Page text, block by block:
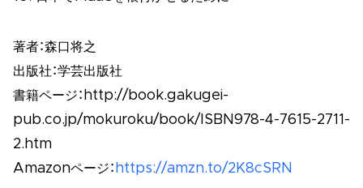
著者：森口将之
出版社：学芸出版社
書籍ページ：http://book.gakugei-
pub.co.jp/mokuroku/book/ISBN978-4-7615-2711-
2.htm
Amazonページ： https://amzn.to/2K8cSRN